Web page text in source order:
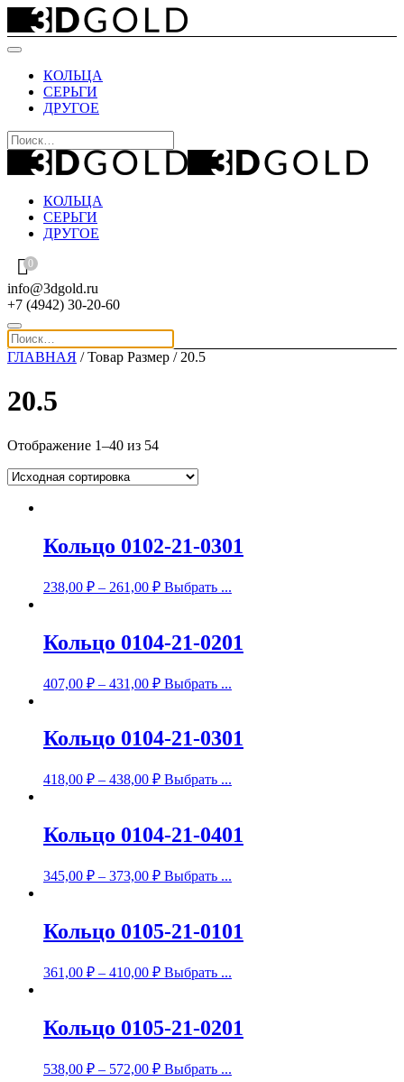
КОЛЬЦА
СЕРЬГИ
ДРУГОЕ
КОЛЬЦА
СЕРЬГИ
ДРУГОЕ
0
info@3dgold.ru
+7 (4942) 30-20-60
ГЛАВНАЯ / Товар Размер / 20.5
20.5
Отображение 1–40 из 54
Кольцо 0102-21-0301
238,00 ₽ – 261,00 ₽ Выбрать ...
Кольцо 0104-21-0201
407,00 ₽ – 431,00 ₽ Выбрать ...
Кольцо 0104-21-0301
418,00 ₽ – 438,00 ₽ Выбрать ...
Кольцо 0104-21-0401
345,00 ₽ – 373,00 ₽ Выбрать ...
Кольцо 0105-21-0101
361,00 ₽ – 410,00 ₽ Выбрать ...
Кольцо 0105-21-0201
538,00 ₽ – 572,00 ₽ Выбрать ...